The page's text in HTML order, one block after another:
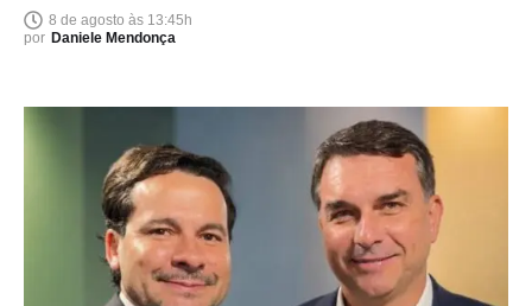
8 de agosto às 13:45h
por Daniele Mendonça